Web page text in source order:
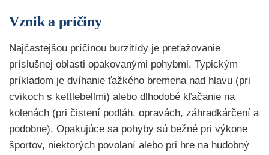
Vznik a príčiny
Najčastejšou príčinou burzitídy je preťažovanie
príslušnej oblasti opakovanými pohybmi. Typickým
príkladom je dvíhanie ťažkého bremena nad hlavu (pri
cvikoch s kettlebellmi) alebo dlhodobé kľačanie na
kolenách (pri čistení podláh, opravách, záhradkárčení a
podobne). Opakujúce sa pohyby sú bežné pri výkone
športov, niektorých povolaní alebo pri hre na hudobný